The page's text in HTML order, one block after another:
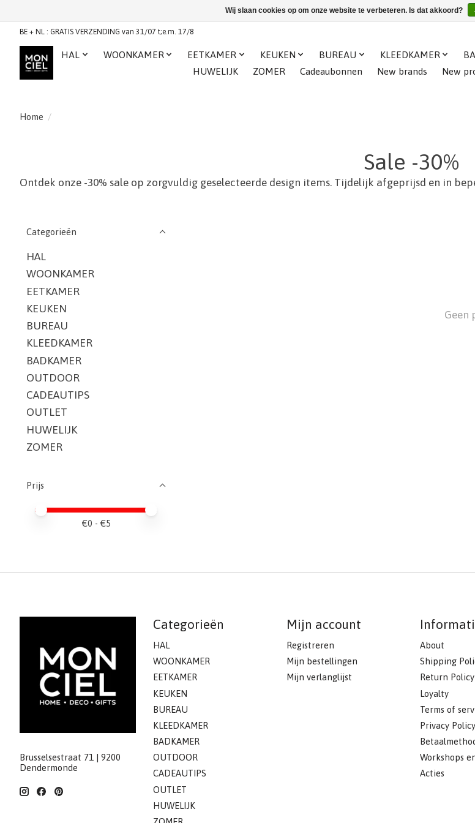
BE + NL : GRATIS VERZENDING van 31/07 t;e.m. 17/8
HAL WOONKAMER EETKAMER KEUKEN BUREAU KLEEDKAMER
HUWELIJK
ZOMER Cadeaubonnen New brands New
Home /
Sale -30%
Ontdek onze -30% sale op zorgvuldig geselecteerde design items. Tijdelijk afgeprijsd en in
Categorieën
HAL
WOONKAMER
EETKAMER
KEUKEN
BUREAU
KLEEDKAMER
BADKAMER
OUTDOOR
CADEAUTIPS
OUTLET
HUWELIJK
ZOMER
Prijs
Minimale prijswaarde
Price maximum value
€0 - €5
Geen
Brusselsestraat 71 | 9200
Dendermonde
Categorieën
HAL
WOONKAMER
EETKAMER
KEUKEN
BUREAU
KLEEDKAMER
BADKAMER
OUTDOOR
CADEAUTIPS
OUTLET
HUWELIJK
Mijn account
Registreren
Mijn bestellingen
Mijn verlanglijst
About
Shipping
Return Policy
Loyalty
Terms of
Privacy Policy
Workshops
Acties
Wij slaan cookies op om onze website te verbeteren. Is dat akkoord?